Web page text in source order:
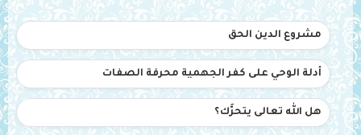
مشروع الدين الحق
أدلة الوحي على كفر الجهمية محرفة الصفات
هل الله تعالى يتحرَّك؟